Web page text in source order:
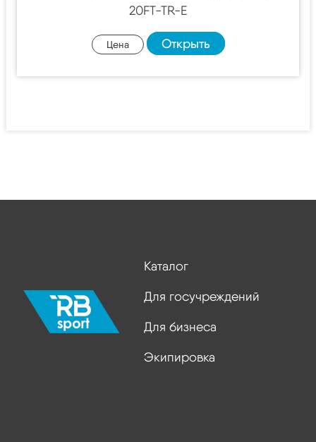
20FT-TR-E
Цена Открыть
Каталог
Для госучреждений
Для бизнеса
Экипировка